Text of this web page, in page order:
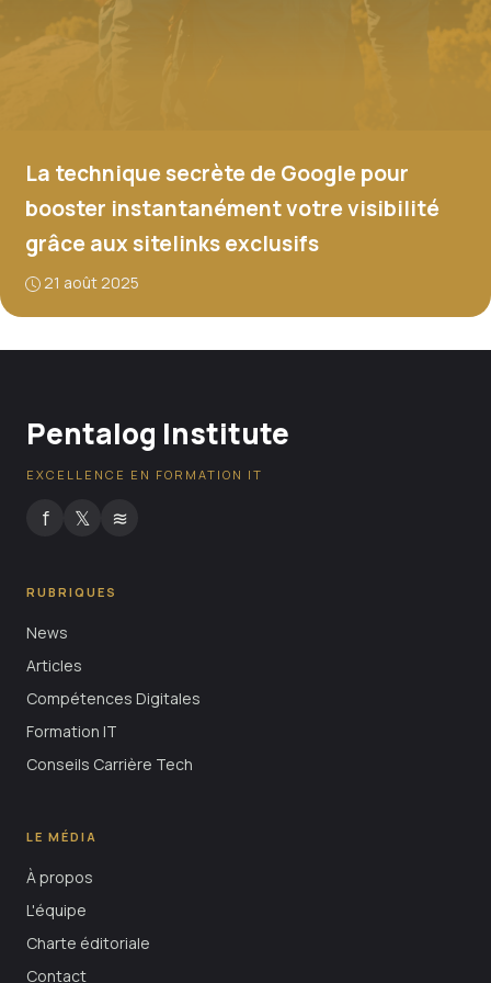
La technique secrète de Google pour
booster instantanément votre visibilité
grâce aux sitelinks exclusifs
21 août 2025
Pentalog Institute
EXCELLENCE EN FORMATION IT
f 𝕏 ≋
RUBRIQUES
News
Articles
Compétences Digitales
Formation IT
Conseils Carrière Tech
LE MÉDIA
À propos
L'équipe
Charte éditoriale
Contact